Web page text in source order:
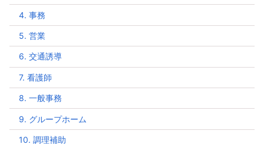
4. 事務
5. 営業
6. 交通誘導
7. 看護師
8. 一般事務
9. グループホーム
10. 調理補助